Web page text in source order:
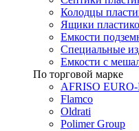
Колодцы
Ящики
Емкости
Специальные
Емкости с
По торговой марке
AFRISO
Flamco
Oldrati
Polimer Group